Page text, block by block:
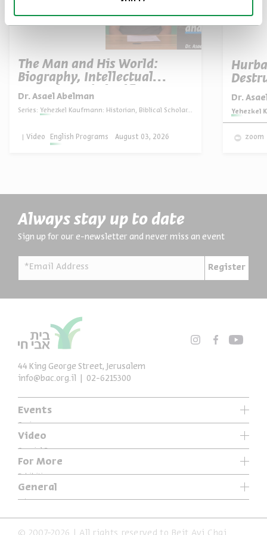
The Man and His World:
Biography, Intellectual
Portrait, and Significance
Dr. Asael Abelman
Series: Yehezkel Kaufmann: Historian, Biblical Scholar, and Zionist Thinker
English Programs
Video August 03, 2026
Dr.
Series:
Yehezkel
zoom
Always stay up to date
Sign up for our e-newsletter and never miss an event
*Email Address Register
Events
Series
Past Programs
Video
Special Programs
Music
For More
Exhibitions
Articles
General
Accessibility Declaration
44 King George Street, Jerusalem
info@bac.org.il
02-6215300
© 2007-2026 | All rights reserved to Beit Avi Chai